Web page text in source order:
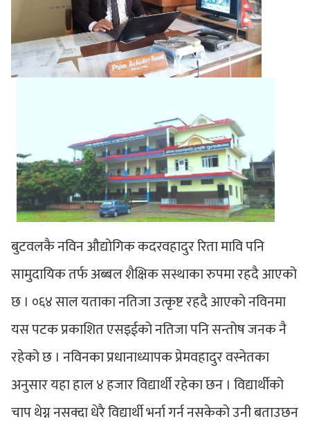
बुटवलकै नविन औद्योगिक कदरवहादुर रिता मावि पनि
सामुदायिक तर्फ अब्बल शैक्षिक सस्थाका रुपमा रहदै आएको
छ । ०६४ साल यताका नतिजा उत्कृष्ट रहदै आएको नविनमा
यस पटक प्रकाशित एसइईको नतिजा पनि सन्तोष जनक नै
रहेको छ । नविनका प्रधानाध्यापक प्रेमवहादुर वस्नेतका
अनुसार यहा हाल ४ हजार विद्यार्थी रहेका छन । विद्यार्थीको
चाप थेग्न नसक्दा धेरै विद्यार्थी भर्ना गर्न नसकेको उनी बताउछन